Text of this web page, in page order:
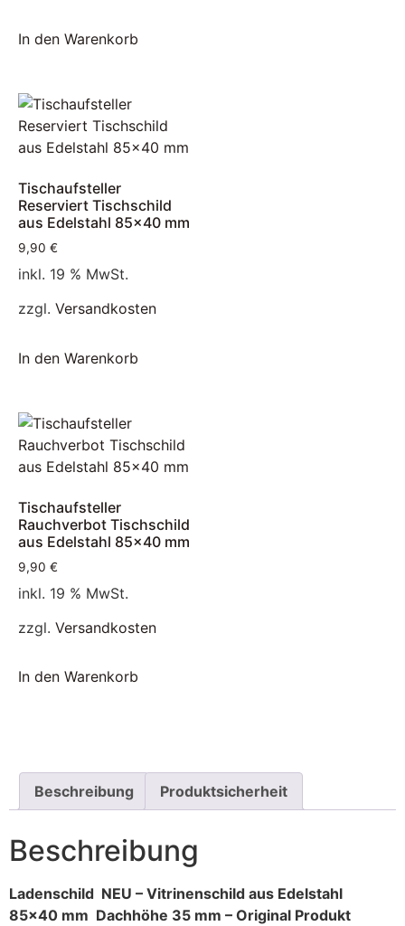
In den Warenkorb
Tischaufsteller
Reserviert Tischschild
aus Edelstahl 85×40 mm
9,90 €
inkl. 19 % MwSt.
zzgl. Versandkosten
In den Warenkorb
Tischaufsteller
Rauchverbot Tischschild
aus Edelstahl 85×40 mm
9,90 €
inkl. 19 % MwSt.
zzgl. Versandkosten
In den Warenkorb
Beschreibung Produktsicherheit
Beschreibung
Ladenschild NEU – Vitrinenschild aus Edelstahl
85×40 mm Dachhöhe 35 mm – Original Produkt